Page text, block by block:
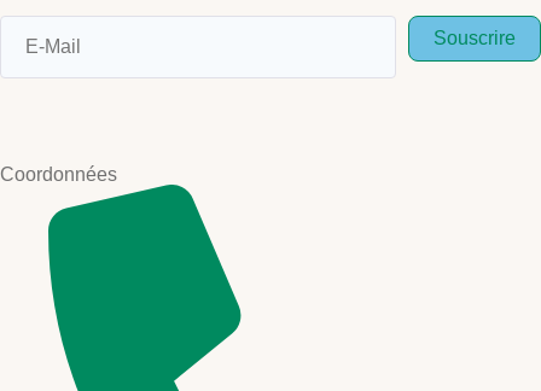
Souscrire
Coordonnées